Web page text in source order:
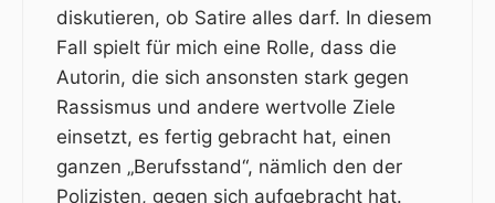
diskutieren, ob Satire alles darf. In diesem
Fall spielt für mich eine Rolle, dass die
Autorin, die sich ansonsten stark gegen
Rassismus und andere wertvolle Ziele
einsetzt, es fertig gebracht hat, einen
ganzen „Berufsstand“, nämlich den der
Polizisten, gegen sich aufgebracht hat.